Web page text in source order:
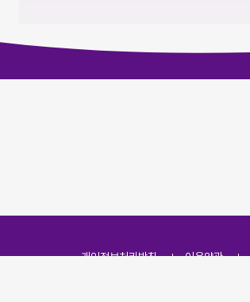
개인정보처리방침 이용약관